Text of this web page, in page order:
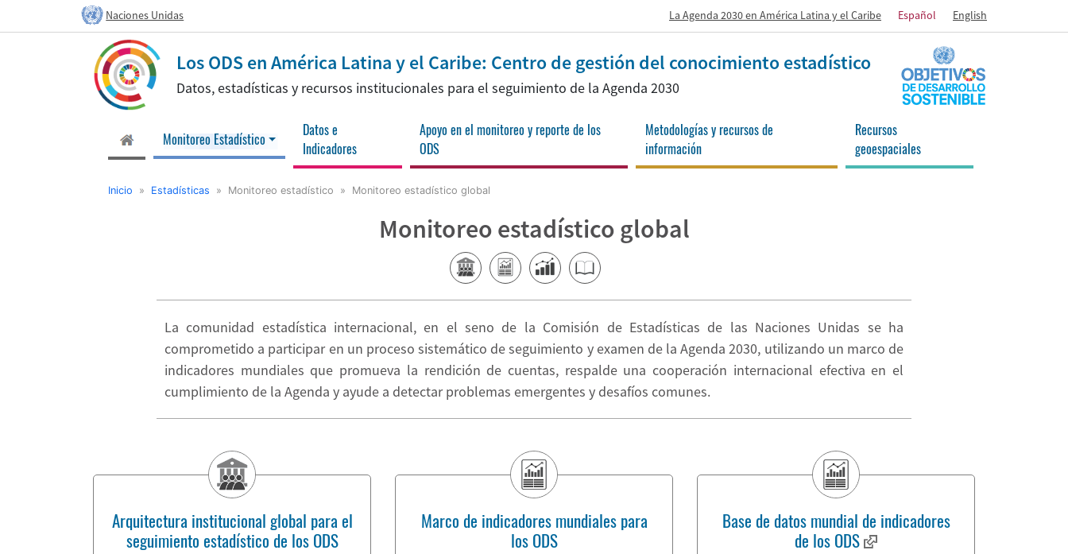
Naciones Unidas La Agenda 2030 en América Latina y el Caribe Español English
Los ODS en América Latina y el Caribe: Centro de gestión del conocimiento estadístico
Datos, estadísticas y recursos institucionales para el seguimiento de la Agenda 2030
(current)Monitoreo Estadístico
Datos e
Indicadores
Apoyo en el monitoreo y reporte de los
ODS
Metodologías y recursos de
información
Recursos
geoespaciales
Inicio » Estadísticas » Monitoreo estadístico » Monitoreo estadístico global
Monitoreo estadístico global
La comunidad estadística internacional, en el seno de la Comisión de Estadísticas de las Naciones Unidas se ha
comprometido a participar en un proceso sistemático de seguimiento y examen de la Agenda 2030, utilizando un marco de
indicadores mundiales que promueva la rendición de cuentas, respalde una cooperación internacional efectiva en el
cumplimiento de la Agenda y ayude a detectar problemas emergentes y desafíos comunes.
Arquitectura institucional global para el
seguimiento estadístico de los ODS
Marco de indicadores mundiales para
los ODS
Base de datos mundial de indicadores
de los ODS